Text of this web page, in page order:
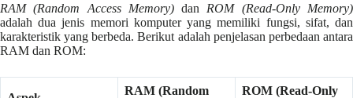
RAM (Random Access Memory)dan ROM (Read-Only Memory)
adalah dua jenis memori komputer yang memiliki fungsi, sifat, dan
karakteristik yang berbeda. Berikut adalah penjelasan perbedaan antara
RAM dan ROM:
RAM (Random
ROM (Read-Only